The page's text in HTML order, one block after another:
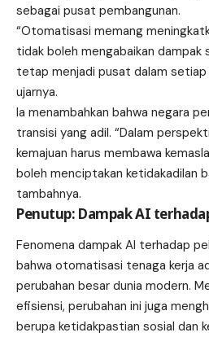
sebagai pusat pembangunan.
“Otomatisasi memang
tidak boleh mengabaikan dampak
tetap menjadi pusat dalam setiap
ujarnya.
Ia menambahkan bahwa negara
transisi yang adil. “Dalam
kemajuan harus membawa
boleh menciptakan ketidakadilan
tambahnya.
Penutup: Dampak AI
Fenomena dampak AI terhadap
bahwa otomatisasi tenaga kerja
perubahan besar dunia modern.
efisiensi, perubahan ini juga
berupa ketidakpastian sosial dan